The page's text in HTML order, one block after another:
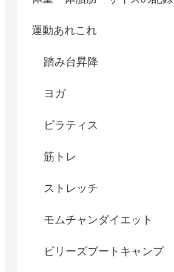
運動あれこれ
踏み台昇降
ヨガ
ピラティス
筋トレ
ストレッチ
モムチャンダイエット
ビリーズブートキャンプ